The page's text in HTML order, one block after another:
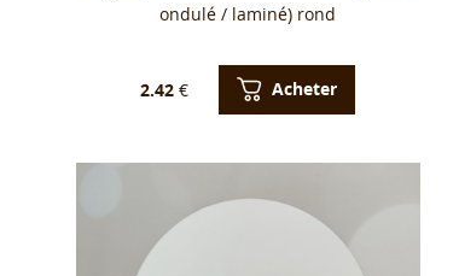
ondulé / laminé) rond
2.42 € Acheter